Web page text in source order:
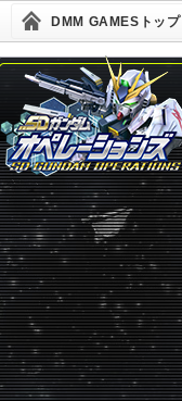
DMM GAMESトップ